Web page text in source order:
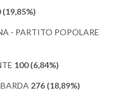
(19,85%)
- PARTITO POPOLARE
100 (6,84%)
276 (18,89%)